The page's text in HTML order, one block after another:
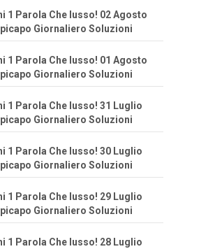
1 Parola Che lusso! 02 Agosto
Giornaliero Soluzioni
1 Parola Che lusso! 01 Agosto
Giornaliero Soluzioni
1 Parola Che lusso! 31 Luglio
Giornaliero Soluzioni
1 Parola Che lusso! 30 Luglio
Giornaliero Soluzioni
1 Parola Che lusso! 29 Luglio
Giornaliero Soluzioni
1 Parola Che lusso! 28 Luglio